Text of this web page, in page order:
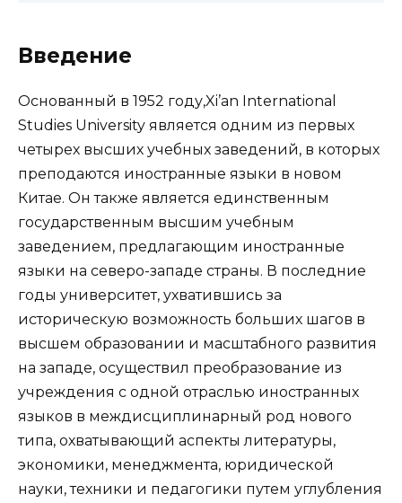
Введение
Основанный в 1952 году,Xi’an International
Studies University является одним из первых
четырех высших учебных заведений, в которых
преподаются иностранные языки в новом
Китае. Он также является единственным
государственным высшим учебным
заведением, предлагающим иностранные
языки на северо-западе страны. В последние
годы университет, ухватившись за
историческую возможность больших шагов в
высшем образовании и масштабного развития
на западе, осуществил преобразование из
учреждения с одной отраслью иностранных
языков в междисциплинарный род нового
типа, охватывающий аспекты литературы,
экономики, менеджмента, юридической
науки, техники и педагогики путем углубления